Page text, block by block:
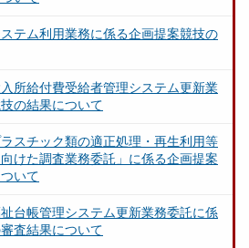
テム利用業務に係る企画提案競技の
所給付費受給者管理システム更新業
の結果について
ラスチック類の適正処理・再生利用等
けた調査業務委託」に係る企画提案
いて
台帳管理システム更新業務委託に係
査結果について